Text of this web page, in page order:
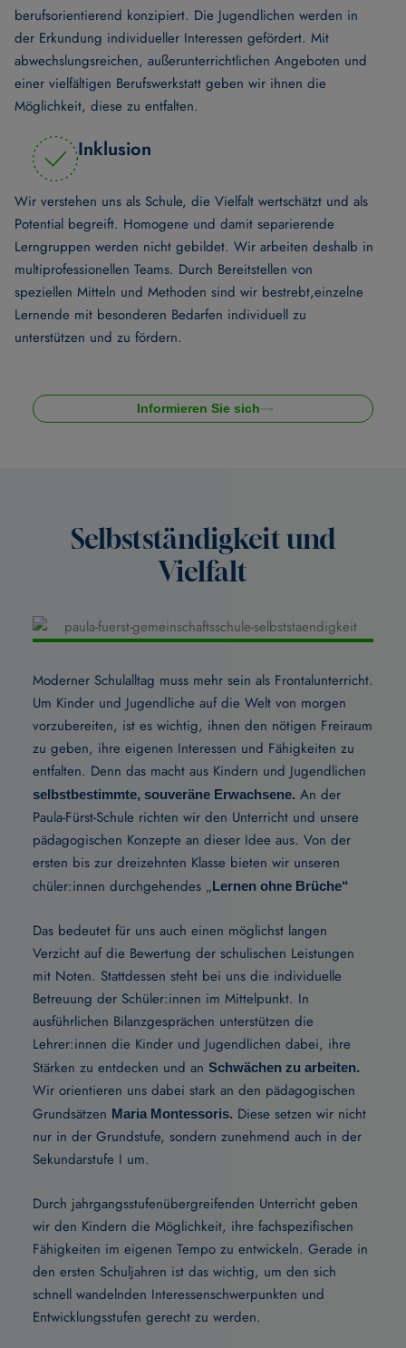
berufsorientierend konzipiert. Die Jugendlichen werden in
der Erkundung individueller Interessen gefördert. Mit
abwechslungsreichen, außerunterrichtlichen Angeboten und
einer vielfältigen Berufswerkstatt geben wir ihnen die
Möglichkeit, diese zu entfalten.
Inklusion
Wir verstehen uns als Schule, die Vielfalt wertschätzt und als
Potential begreift. Homogene und damit separierende
Lerngruppen werden nicht gebildet. Wir arbeiten deshalb in
multiprofessionellen Teams. Durch Bereitstellen von
speziellen Mitteln und Methoden sind wir bestrebt,einzelne
Lernende mit besonderen Bedarfen individuell zu
unterstützen und zu fördern.
Informieren Sie sich
Selbstständigkeit und
Vielfalt
Moderner Schulalltag muss mehr sein als Frontalunterricht.
Um Kinder und Jugendliche auf die Welt von morgen
vorzubereiten, ist es wichtig, ihnen den nötigen Freiraum
zu geben, ihre eigenen Interessen und Fähigkeiten zu
entfalten. Denn das macht aus Kindern und Jugendlichen
selbstbestimmte, souveräne Erwachsene. An der
Paula-Fürst-Schule richten wir den Unterricht und unsere
pädagogischen Konzepte an dieser Idee aus. Von der
ersten bis zur dreizehnten Klasse bieten wir unseren
chüler:innen durchgehendes „ Lernen ohne Brüche“
Das bedeutet für uns auch einen möglichst langen
Verzicht auf die Bewertung der schulischen Leistungen
mit Noten. Stattdessen steht bei uns die individuelle
Betreuung der Schüler:innen im Mittelpunkt. In
ausführlichen Bilanzgesprächen unterstützen die
Lehrer:innen die Kinder und Jugendlichen dabei, ihre
Stärken zu entdecken und an Schwächen zu arbeiten.
Wir orientieren uns dabei stark an den pädagogischen
Grundsätzen Maria Montessoris. Diese setzen wir nicht
nur in der Grundstufe, sondern zunehmend auch in der
Sekundarstufe I um.
Durch jahrgangsstufenübergreifenden Unterricht geben
wir den Kindern die Möglichkeit, ihre fachspezifischen
Fähigkeiten im eigenen Tempo zu entwickeln. Gerade in
den ersten Schuljahren ist das wichtig, um den sich
schnell wandelnden Interessenschwerpunkten und
Entwicklungsstufen gerecht zu werden.